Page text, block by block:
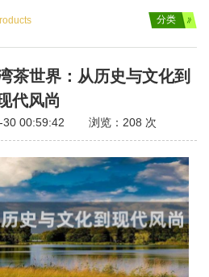
分类
茶世界：从历史与文化到
代风尚
30 00:59:42 浏览： 208 次